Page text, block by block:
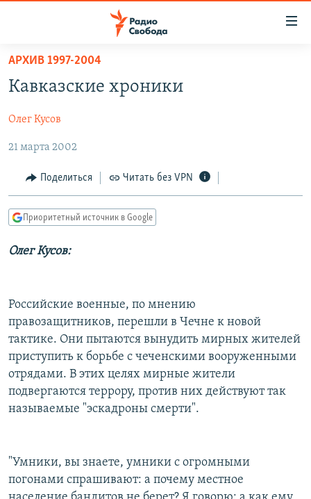
упрощенного
доступа
содержанию
Вернутся
главной
навигации
АВТОРСКИЕ ПРОЕКТЫ
ЦИТАТЫ СВОБОДЫ
МНЕНИЯ
КУЛЬТУРА
IDEL.РЕАЛИИ
КАВКАЗ.РЕАЛИИ
СИБИРЬ.РЕАЛИИ
РАСПИСАНИЕ ВЕЩАНИЯ
ПОДПИШИТЕСЬ НА РАССЫЛКУ
СОЦИАЛЬНЫЕ СЕТИ
Все сайты РСЕ/РС
АРХИВ 1997-2004
Кавказские хроники
Олег Кусов
21 марта 2002
Поделиться Читать без VPN
Приоритетный источник в Google
Олег Кусов:
Российские военные, по мнению
правозащитников, перешли в Чечне к новой
тактике. Они пытаются вынудить мирных жителей
приступить к борьбе с чеченскими вооруженными
отрядами. В этих целях мирные жители
подвергаются террору, против них действуют так
называемые "эскадроны смерти".
"Умники, вы знаете, умники с огромными
погонами спрашивают: а почему местное